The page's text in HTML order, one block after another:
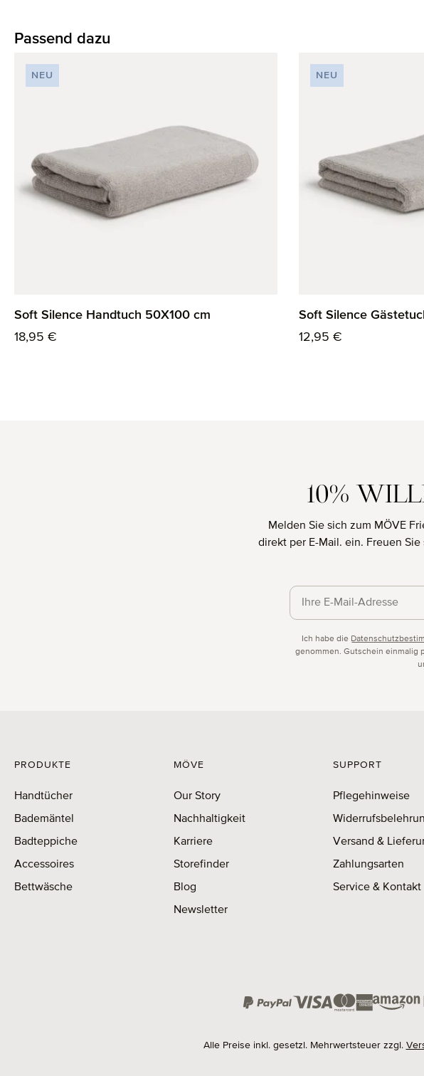
Passend dazu
NEU
Soft Silence Handtuch 50X100 cm
Regulärer Preis:
18,95 €
NEU
Soft Silence
Regulärer Preis:
12,95 €
10%
Melden Sie sich zum MÖVE
direkt per E-Mail. ein. Freuen
Ich habe die
genommen. Gutschein einmalig
PRODUKTE
Handtücher
Bademäntel
Badteppiche
Accessoires
Bettwäsche
MÖVE
Our Story
Nachhaltigkeit
Karriere
Storefinder
Blog
Newsletter
SUPPORT
Pflegehinweise
Versand &
Zahlungsarten
Service & Kontakt
Alle Preise inkl. gesetzl. Mehrwertsteuer zzgl.